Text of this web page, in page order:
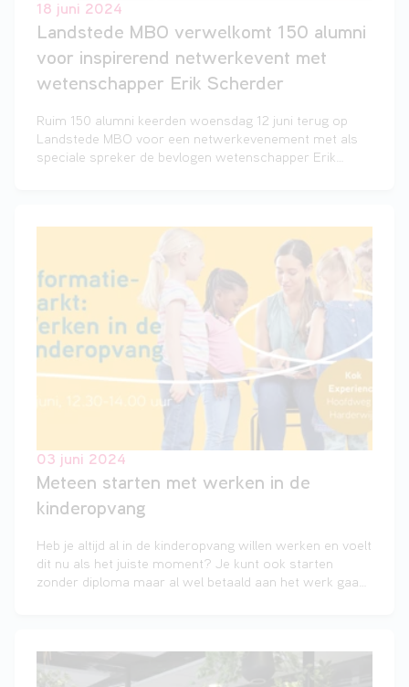
18 juni 2024
Landstede MBO verwelkomt 150 alumni
voor inspirerend netwerkevent met
wetenschapper Erik Scherder
Ruim 150 alumni keerden woensdag 12 juni terug op
Landstede MBO voor een netwerkevenement met als
speciale spreker de bevlogen wetenschapper Erik
het belang en de invloed op de gezondheid door onder
andere beweging en het gevaar van digitale
ontwikkelingen en social media.
03 juni 2024
Meteen starten met werken in de
kinderopvang
Heb je altijd al in de kinderopvang willen werken en voelt
dit nu als het juiste moment? Je kunt ook starten
zonder diploma maar al wel betaald aan het werk gaan.
woensdag 12 juni van 12.30-14.00 uur.